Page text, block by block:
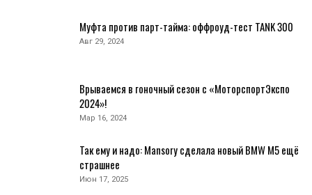
Муфта против парт-тайма: оффроуд-тест TANK 300
Авг 29, 2024
Врываемся в гоночный сезон с «МоторспортЭкспо
2024»!
Мар 16, 2024
Так ему и надо: Mansory сделала новый BMW M5 ещё
страшнее
Июн 17, 2025